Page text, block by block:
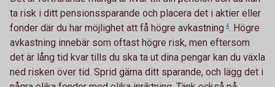
ta risk i ditt pensionssparande och placera det i aktier eller
fonder där du har möjlighet att få högre avkastning 4. Högre
avkastning innebär som oftast högre risk, men eftersom
det är lång tid kvar tills du ska ta ut dina pengar kan du växla
ned risken över tid. Sprid gärna ditt sparande, och lägg det i